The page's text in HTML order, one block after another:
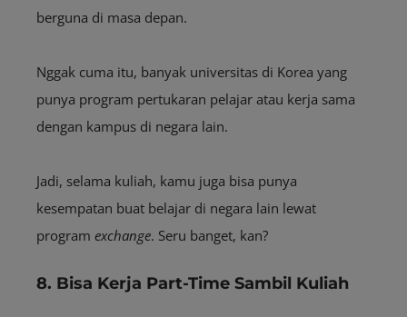
berguna di masa depan.
Nggak cuma itu, banyak universitas di Korea yang
punya program pertukaran pelajar atau kerja sama
dengan kampus di negara lain.
Jadi, selama kuliah, kamu juga bisa punya
kesempatan buat belajar di negara lain lewat
program exchange. Seru banget, kan?
8. Bisa Kerja Part-Time Sambil Kuliah